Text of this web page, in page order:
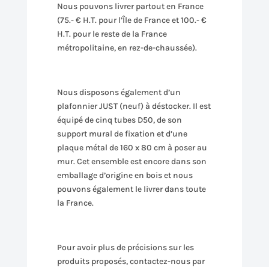
Nous pouvons livrer partout en France
(75.- € H.T. pour l’Île de France et 100.- €
H.T. pour le reste de la France
métropolitaine, en rez-de-chaussée).
Nous disposons également d’un
plafonnier JUST (neuf) à déstocker. Il est
équipé de cinq tubes D50, de son
support mural de fixation et d’une
plaque métal de 160 x 80 cm à poser au
mur. Cet ensemble est encore dans son
emballage d’origine en bois et nous
pouvons également le livrer dans toute
la France.
Pour avoir plus de précisions sur les
produits proposés, contactez-nous par